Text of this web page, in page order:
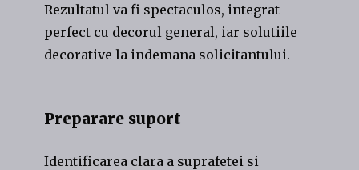
Rezultatul va fi spectaculos, integrat
perfect cu decorul general, iar solutiile
decorative la indemana solicitantului.
Preparare suport
Identificarea clara a suprafetei si